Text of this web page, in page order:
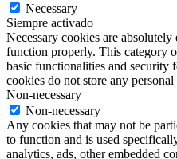
Necessary
Siempre activado
Necessary cookies are
function properly. This category
basic functionalities and security
cookies do not store any
Non-necessary
Non-necessary
Any cookies that may not be
to function and is used
analytics, ads, other embedded